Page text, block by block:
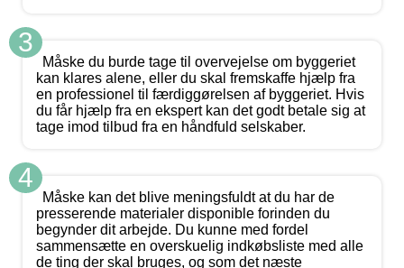
3
Måske du burde tage til overvejelse om byggeriet
kan klares alene, eller du skal fremskaffe hjælp fra
en professionel til færdiggørelsen af byggeriet. Hvis
du får hjælp fra en ekspert kan det godt betale sig at
tage imod tilbud fra en håndfuld selskaber.
4
Måske kan det blive meningsfuldt at du har de
presserende materialer disponible forinden du
begynder dit arbejde. Du kunne med fordel
sammensætte en overskuelig indkøbsliste med alle
de ting der skal bruges, og som det næste